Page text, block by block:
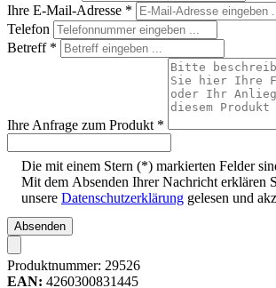
Ihre E-Mail-Adresse *
Telefon
Betreff *
Ihre Anfrage zum Produkt *
Die mit einem Stern (*) markierten Felder
Mit dem Absenden Ihrer Nachricht erklären
unsere Datenschutzerklärung gelesen und
Absenden
Produktnummer: 29526
EAN: 4260300831445